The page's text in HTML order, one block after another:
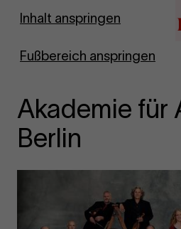
Inhalt anspringen
Fußbereich anspringen
Zur Startseite
Akademie für
Berlin